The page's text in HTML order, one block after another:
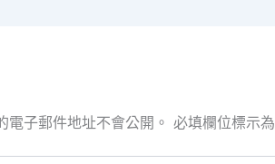
電子郵件地址不會公開。 必填欄位標示為